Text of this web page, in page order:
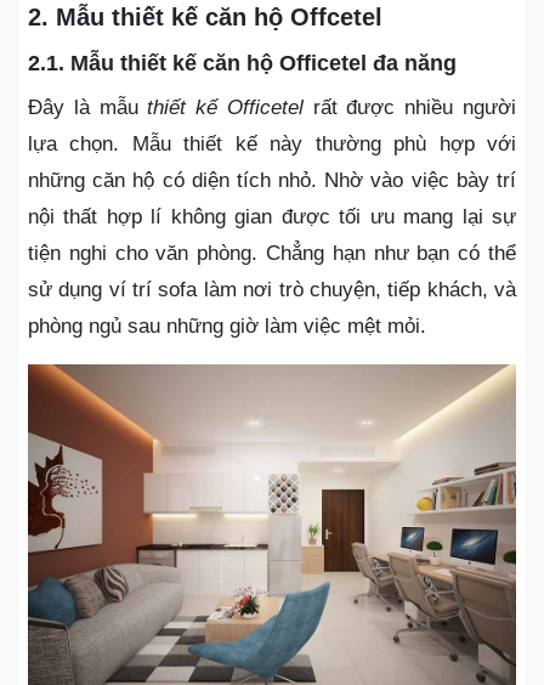
2. Mẫu thiết kế căn hộ Offcetel
2.1. Mẫu thiết kế căn hộ Officetel đa năng
Đây là mẫuthiết kế Officetelrất được nhiều người
lựa chọn. Mẫu thiết kế này thường phù hợp với
những căn hộ có diện tích nhỏ. Nhờ vào việc bày trí
nội thất hợp lí không gian được tối ưu mang lại sự
tiện nghi cho văn phòng. Chẳng hạn như bạn có thể
sử dụng ví trí sofa làm nơi trò chuyện, tiếp khách, và
phòng ngủ sau những giờ làm việc mệt mỏi.